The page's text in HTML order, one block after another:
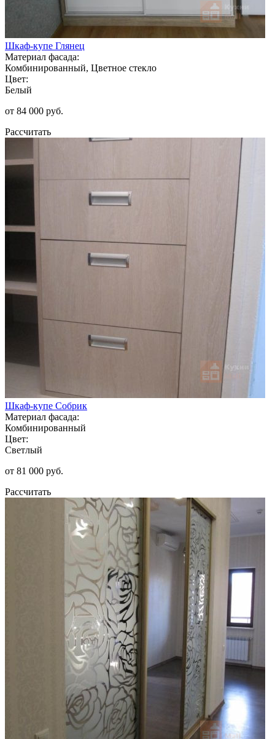
Шкаф-купе Глянец
Материал фасада:
Комбинированный, Цветное стекло
Цвет:
Белый
от 84 000 руб.
Рассчитать
Шкаф-купе Собрик
Материал фасада:
Комбинированный
Цвет:
Светлый
от 81 000 руб.
Рассчитать